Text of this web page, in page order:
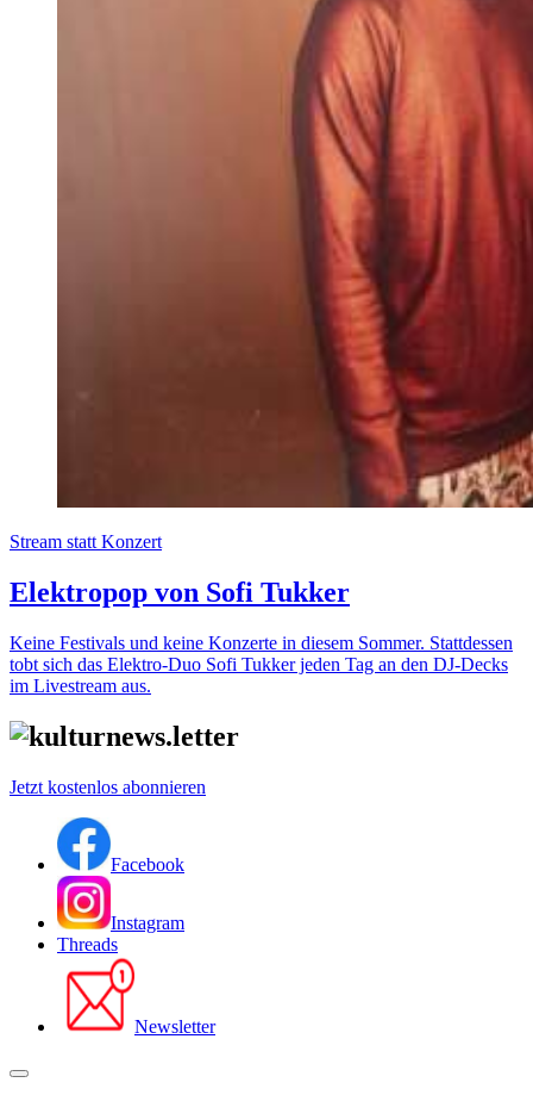
Stream statt Konzert
Elektropop von Sofi Tukker
Keine Festivals und keine Konzerte in diesem Sommer. Stattdessen
tobt sich das Elektro-Duo Sofi Tukker jeden Tag an den DJ-Decks
im Livestream aus.
Jetzt kostenlos abonnieren
Facebook
Instagram
Threads
Newsletter